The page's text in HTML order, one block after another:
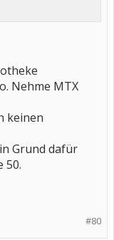
Nehme MTX
keinen
Grund dafür
50.
#80